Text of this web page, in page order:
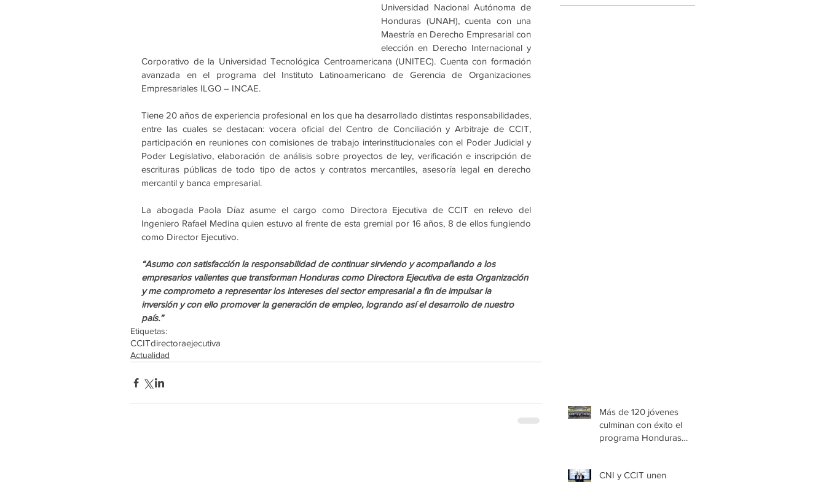
Universidad Nacional Autónoma de
Honduras (UNAH), cuenta con una
Maestría en Derecho Empresarial con
elección en Derecho Internacional y
Corporativo de la Universidad Tecnológica Centroamericana (UNITEC). Cuenta con formación
avanzada en el programa del Instituto Latinoamericano de Gerencia de Organizaciones
Empresariales ILGO – INCAE.
Tiene 20 años de experiencia profesional en los que ha desarrollado distintas responsabilidades,
entre las cuales se destacan: vocera oficial del Centro de Conciliación y Arbitraje de CCIT,
participación en reuniones con comisiones de trabajo interinstitucionales con el Poder Judicial y
Poder Legislativo, elaboración de análisis sobre proyectos de ley, verificación e inscripción de
escrituras públicas de todo tipo de actos y contratos mercantiles, asesoría legal en derecho
mercantil y banca empresarial.
La abogada Paola Díaz asume el cargo como Directora Ejecutiva de CCIT en relevo del
Ingeniero Rafael Medina quien estuvo al frente de esta gremial por 16 años, 8 de ellos fungiendo
como Director Ejecutivo.
“Asumo con satisfacción la responsabilidad de continuar sirviendo y acompañando a los
empresarios valientes que transforman Honduras como Directora Ejecutiva de esta Organización
y me comprometo a representar los intereses del sector empresarial a fin de impulsar la
inversión y con ello promover la generación de empleo, logrando así el desarrollo de nuestro
país.”
Etiquetas:
CCITdirectoraejecutiva
Actualidad
Más de 120 jóvenes
culminan con éxito el
programa Honduras
CNI y CCIT unen